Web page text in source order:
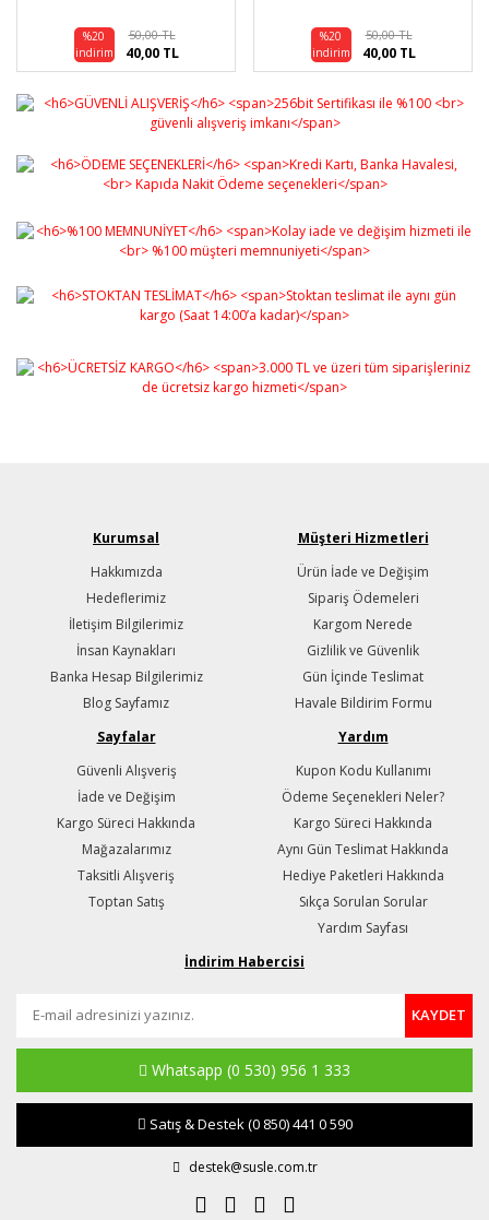
%20
indirim
50,00 TL
40,00 TL
%20
indirim
50,00 TL
40,00 TL
Kurumsal
Hakkımızda
Hedeflerimiz
İletişim Bilgilerimiz
İnsan Kaynakları
Banka Hesap Bilgilerimiz
Blog Sayfamız
Müşteri Hizmetleri
Ürün İade ve Değişim
Sipariş Ödemeleri
Kargom Nerede
Gizlilik ve Güvenlik
Gün İçinde Teslimat
Havale Bildirim Formu
Sayfalar
Güvenli Alışveriş
İade ve Değişim
Kargo Süreci Hakkında
Mağazalarımız
Taksitli Alışveriş
Toptan Satış
Yardım
Kupon Kodu Kullanımı
Ödeme Seçenekleri Neler?
Kargo Süreci Hakkında
Aynı Gün Teslimat Hakkında
Hediye Paketleri Hakkında
Sıkça Sorulan Sorular
Yardım Sayfası
İndirim Habercisi
KAYDET
Whatsapp (0 530) 956 1 333
Satış & Destek(0 850) 441 0 590
destek@susle.com.tr